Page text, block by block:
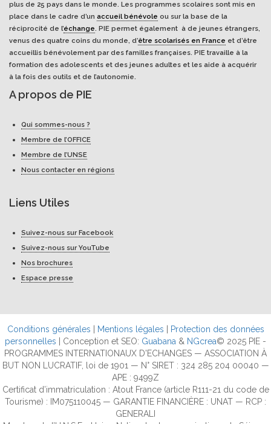
plus de 25 pays dans le monde. Les programmes scolaires sont mis en
place dans le cadre d’un accueil bénévole ou sur la base de la
réciprocité de l’échange. PIE permet également à de jeunes étrangers,
venus des quatre coins du monde, d’être scolarisés en France et d’être
accueillis bénévolement par des familles françaises. PIE travaille à la
formation des adolescents et des jeunes adultes et les aide à acquérir
à la fois des outils et de l’autonomie.
A propos de PIE
Qui sommes-nous ?
Membre de l’OFFICE
Membre de l’UNSE
Nous contacter en régions
Liens Utiles
Suivez-nous sur Facebook
Suivez-nous sur YouTube
Nos brochures
Espace presse
Conditions générales Mentions légales
Protection des données
personnelles | Conception et SEO: Guabana & NGcrea© 2025 PIE -
PROGRAMMES INTERNATIONAUX D'ECHANGES — ASSOCIATION À
BUT NON LUCRATIF, loi de 1901 — N° SIRET : 324 285 204 00040 —
APE : 9499Z
Certificat d’immatriculation : Atout France (article R111-21 du code de
Tourisme) : IM075110045 — GARANTIE FINANCIÈRE : UNAT — RCP :
GENERALI